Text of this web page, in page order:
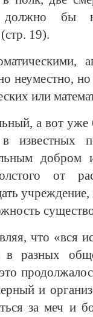
должно бы
19).
неуместно,
или
а вот уже
известных
добром
от
учреждение,
что «вся
разных
и
за меч и